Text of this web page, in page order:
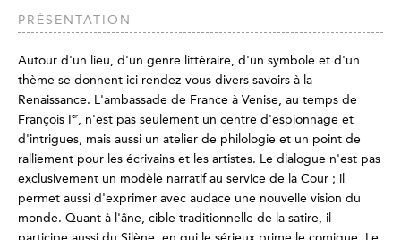
PRÉSENTATION
Autour d'un lieu, d'un genre littéraire, d'un symbole et d'un
thème se donnent ici rendez-vous divers savoirs à la
Renaissance. L'ambassade de France à Venise, au temps de
François Ier, n'est pas seulement un centre d'espionnage et
d'intrigues, mais aussi un atelier de philologie et un point de
ralliement pour les écrivains et les artistes. Le dialogue n'est pas
exclusivement un modèle narratif au service de la Cour ; il
permet aussi d'exprimer avec audace une nouvelle vision du
monde. Quant à l'âne, cible traditionnelle de la satire, il